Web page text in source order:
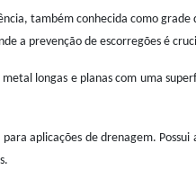
também conhecida como
a prevenção de escorregões é
longas e planas com uma
aplicações de drenagem.